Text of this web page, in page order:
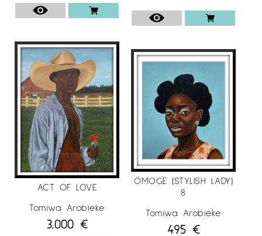
ACT OF LOVE
Tomiwa Arobieke
3.000 €
OMOGE (STYLISH LADY)
8
Tomiwa Arobieke
495 €